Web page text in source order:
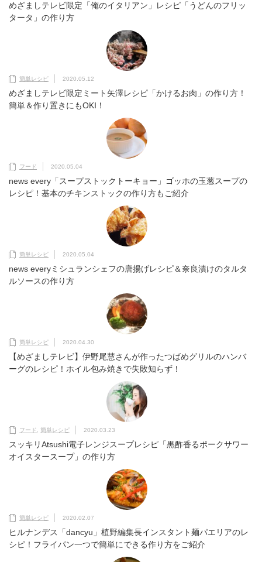
めざましテレビ限定「俺のイタリアン」レシピ「うどんのフリッ
タータ」の作り方
簡単レシピ 2020.05.12
めざましテレビ限定ミート矢澤レシピ「かけるお肉」の作り方！
簡単＆作り置きにもOKI！
フード 2020.05.04
news every「スープストックトーキョー」ゴッホの玉葱スープの
レシピ！基本のチキンストックの作り方もご紹介
簡単レシピ 2020.05.04
news everyミシュランシェフの唐揚げレシピ＆奈良漬けのタルタ
ルソースの作り方
簡単レシピ 2020.04.30
【めざましテレビ】伊野尾慧さんが作ったつばめグリルのハンバ
ーグのレシピ！ホイル包み焼きで失敗知らず！
フード 簡単レシピ 2020.03.23
スッキリAtsushi電子レンジスープレシピ「黒酢香るポークサワー
オイスタースープ」の作り方
簡単レシピ 2020.02.07
ヒルナンデス「dancyu」植野編集長インスタント麺パエリアのレ
シピ！フライパン一つで簡単にできる作り方をご紹介